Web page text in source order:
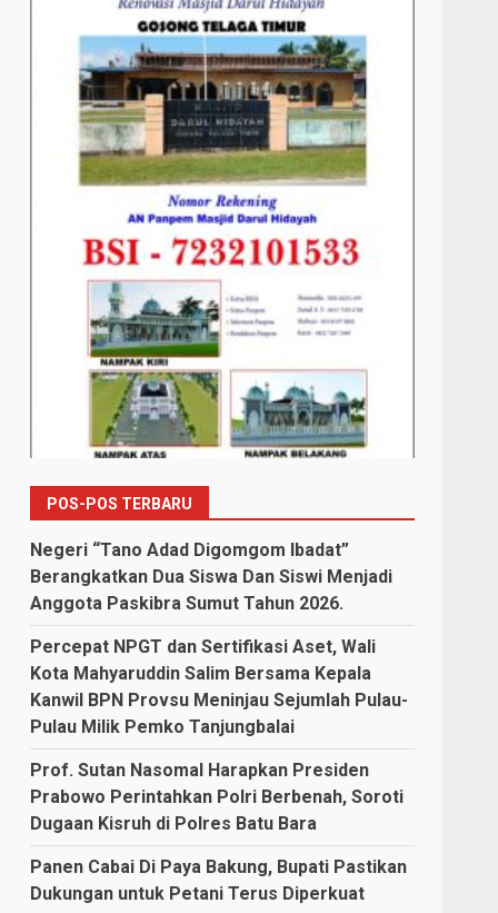
POS-POS TERBARU
Negeri “Tano Adad Digomgom Ibadat”
Berangkatkan Dua Siswa Dan Siswi Menjadi
Anggota Paskibra Sumut Tahun 2026.
Percepat NPGT dan Sertifikasi Aset, Wali
Kota Mahyaruddin Salim Bersama Kepala
Kanwil BPN Provsu Meninjau Sejumlah Pulau-
Pulau Milik Pemko Tanjungbalai
Prof. Sutan Nasomal Harapkan Presiden
Prabowo Perintahkan Polri Berbenah, Soroti
Dugaan Kisruh di Polres Batu Bara
Panen Cabai Di Paya Bakung, Bupati Pastikan
Dukungan untuk Petani Terus Diperkuat